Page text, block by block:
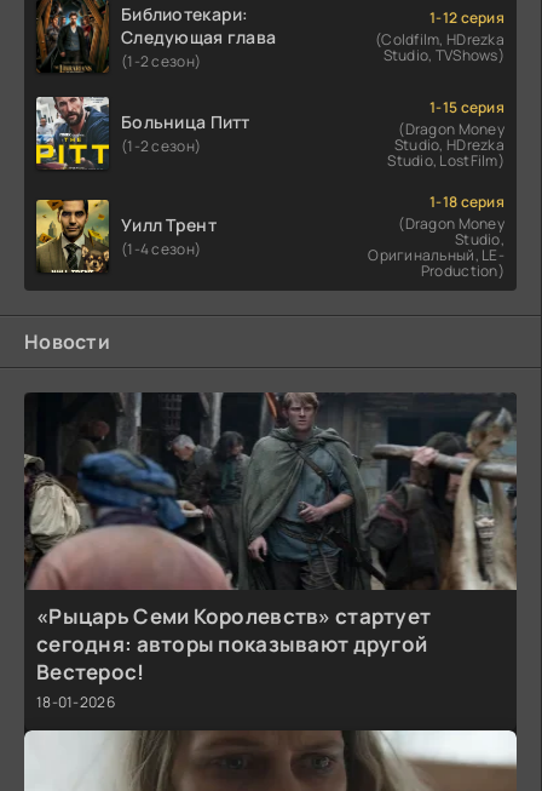
Библиотекари:
Следующая глава
(1-2 сезон)
1-12 серия
(Coldfilm, HDrezka
Studio, TVShows)
Больница Питт
(1-2 сезон)
1-15 серия
(Dragon Money
Studio, HDrezka
Studio, LostFilm)
Уилл Трент
(1-4 сезон)
1-18 серия
(Dragon Money
Studio,
Оригинальный, LE-
Production)
Новости
«Рыцарь Семи Королевств» стартует
сегодня: авторы показывают другой
Вестерос!
18-01-2026